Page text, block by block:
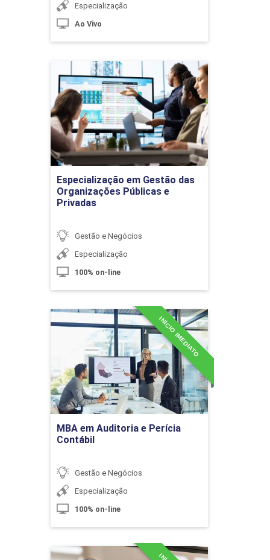
Análise Diferencial I
10h
Análise Diferencial II
10h
Análise cvl - Custo, Volume e Lucro
10h
Relações de Custo-Volume-Lucro
Estratégias para a Formação do Preço de
Venda
Especialização
Ao Vivo
Especialização em Gestão das
Organizações Públicas e
Privadas
Gestão e Negócios
Especialização
100% on-line
Especialização em Gestão
das Organizações Públicas
e Privadas
Detalhes do curso
MBA em Auditoria e Perícia
Contábil
INÍCIO IMEDIATO
Gestão e Negócios
Especialização
100% on-line
MBA em Auditoria e Perícia
Contábil
Detalhes do curso
Ir para Inscrição